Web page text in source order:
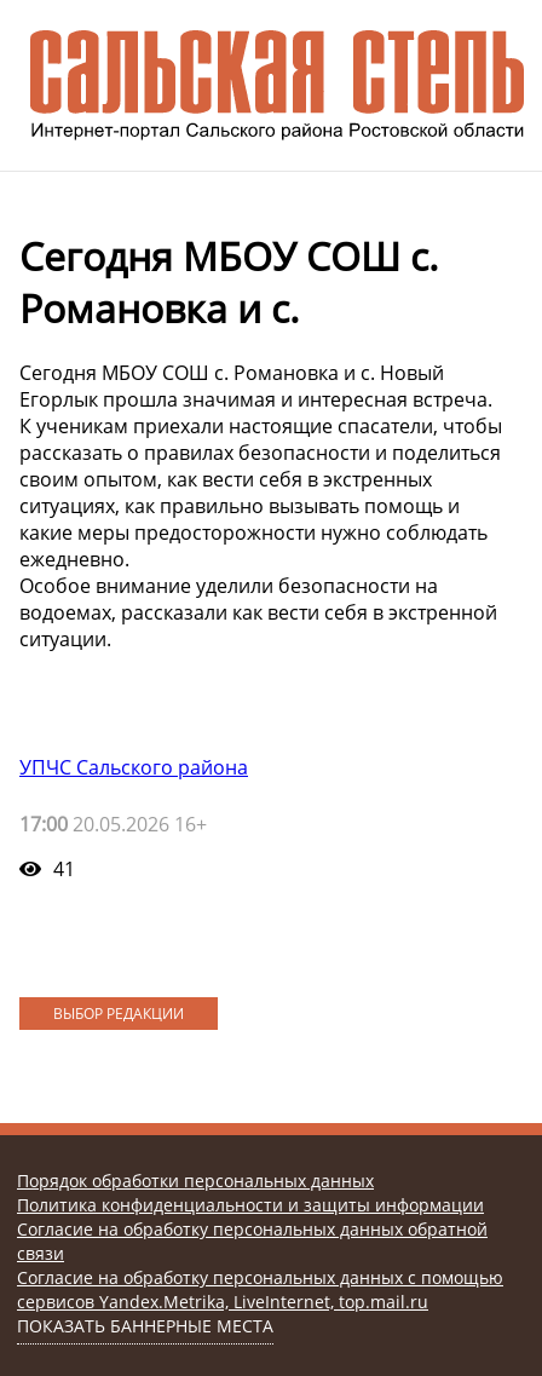
Сегодня МБОУ СОШ с.
Романовка и с.
Сегодня МБОУ СОШ с. Романовка и с. Новый
Егорлык прошла значимая и интересная встреча.
К ученикам приехали настоящие спасатели, чтобы
рассказать о правилах безопасности и поделиться
своим опытом, как вести себя в экстренных
ситуациях, как правильно вызывать помощь и
какие меры предосторожности нужно соблюдать
ежедневно.
Особое внимание уделили безопасности на
водоемах, рассказали как вести себя в экстренной
ситуации.
УПЧС Сальского района
17:00 20.05.2026 16+
41
ВЫБОР РЕДАКЦИИ
Порядок обработки персональных данных
Политика конфиденциальности и защиты информации
Согласие на обработку персональных данных обратной
связи
Согласие на обработку персональных данных с помощью
сервисов Yandex.Metrika, LiveInternet, top.mail.ru
ПОКАЗАТЬ БАННЕРНЫЕ МЕСТА